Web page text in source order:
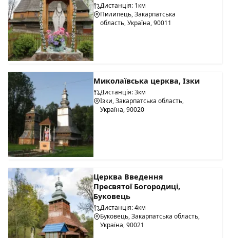
Дистанція: 1км
Пилипець, Закарпатська
область, Україна, 90011
Миколаївська церква, Ізки
Дистанція: 3км
Ізки, Закарпатська область,
Україна, 90020
Церква Введення
Пресвятої Богородиці,
Буковець
Дистанція: 4км
Буковець, Закарпатська область,
Україна, 90021